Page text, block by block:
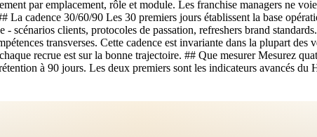
par emplacement, rôle et module. Les franchise managers ne
cadence 30/60/90 Les 30 premiers jours établissent la base
scénarios clients, protocoles de passation, refreshers brand
transverses. Cette cadence est invariante dans la plupart
recrue est sur la bonne trajectoire. ## Que mesurer Mesurez
à 90 jours. Les deux premiers sont les indicateurs avancés